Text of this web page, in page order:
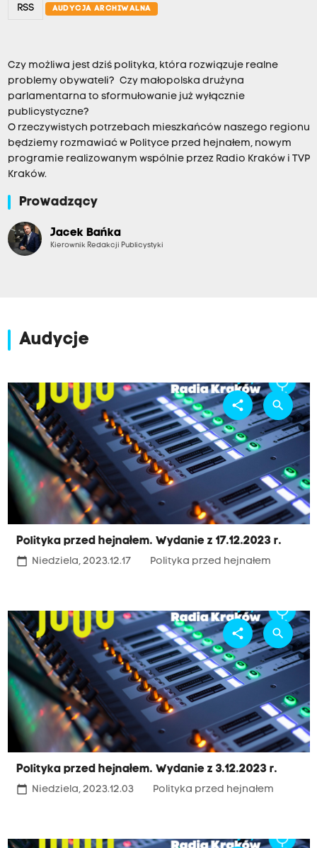
RSS AUDYCJA ARCHIWALNA
Czy możliwa jest dziś polityka, która rozwiązuje realne
problemy obywateli? Czy małopolska drużyna
parlamentarna to sformułowanie już wyłącznie
publicystyczne?
O rzeczywistych potrzebach mieszkańców naszego regionu
będziemy rozmawiać w Polityce przed hejnałem, nowym
programie realizowanym wspólnie przez Radio Kraków i TVP
Kraków.
Prowadzący
Jacek Bańka
Kierownik Redakcji Publicystyki
Audycje
Polityka przed hejnałem. Wydanie z 17.12.2023 r.
calendar_today Niedziela, 2023.12.17 Polityka przed hejnałem
share search
Polityka przed hejnałem. Wydanie z 3.12.2023 r.
calendar_today Niedziela, 2023.12.03 Polityka przed hejnałem
share search